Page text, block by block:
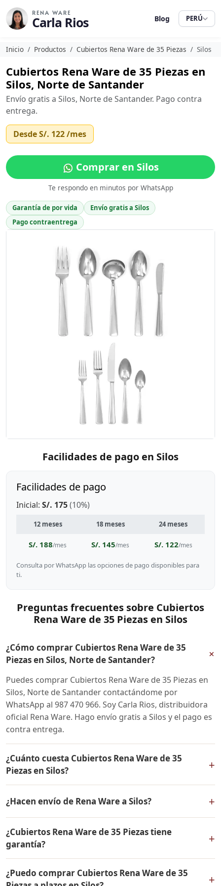
RENA WARE
Carla Rios Blog PERÚ
Inicio Productos Cubiertos Rena Ware de 35 Piezas Silos
Cubiertos Rena Ware de 35 Piezas en
Silos, Norte de Santander
Envío gratis a Silos, Norte de Santander. Pago contra
entrega.
DesdeS/. 122/mes
Comprar en Silos
Te respondo en minutos por WhatsApp
Garantía de por vida
Envío gratis a Silos
Pago contraentrega
Facilidades de pago en Silos
Facilidades de pago
Inicial: S/. 175(10%)
12 meses 18 meses 24 meses
S/. 188/mes S/. 145/mes S/. 122/mes
Consulta por WhatsApp las opciones de pago disponibles para
ti.
Preguntas frecuentes sobre Cubiertos
Rena Ware de 35 Piezas en Silos
¿Cómo comprar Cubiertos Rena Ware de 35
Piezas en Silos, Norte de Santander?
+
Puedes comprar Cubiertos Rena Ware de 35 Piezas en
Silos, Norte de Santander contactándome por
WhatsApp al 987 470 966. Soy Carla Rios, distribuidora
oficial Rena Ware. Hago envío gratis a Silos y el pago es
contra entrega.
¿Cuánto cuesta Cubiertos Rena Ware de 35
Piezas en Silos?
+
mismo en todo Colombia. Contáctame por WhatsApp
para conocer el precio actual, promociones disponibles
y facilidades de pago en cuotas desde el 10% de inicial.
¿Hacen envío de Rena Ware a Silos? +
Piezas a Silos, Norte de Santander y a todo Colombia. El
pago es contra entrega.
¿Cubiertos Rena Ware de 35 Piezas tiene
garantía?
+
por vida contra defectos de fabricación. Todos los
¿Puedo comprar Cubiertos Rena Ware de 35
+